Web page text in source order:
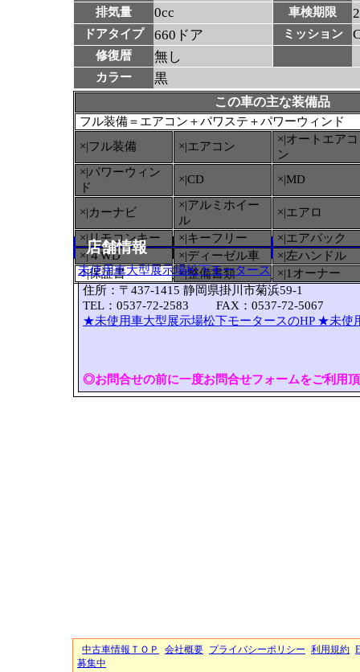
排気量 0cc 車検期限
ドアタイプ 660ドア ミッション
修復暦 無し
カラー 黒
この車の主な装備品
フル装備＝エアコン＋パワステ＋パワーウィンド
×|フル装備
×|エアコン
×|オートエアコ
ン
×|パワーウィン
ド
×|CD ×|MD
×|カーナビ
×|アルミホイー
ル
×|エアロ
×|リモコンキー
×|キーフリー
×|エアバック
×|４WD
×|ディーゼル車
×|左ハンドル
○|保証書 ×|整備書類 ×|1オーナー
店舗情報
未使用車大型展示場松下モータース
住所：〒437-1415 静岡県掛川市菊浜59-1
TEL：0537-72-2583 FAX：0537-72-5067
★未使用車大型展示場松下モータースのHP ★未使
◎お問合せの前に一度お問合せフォームをご利用
中古車情報ＴＯＰ 会社概要 プライバシーポリシー 利用規約
募集中